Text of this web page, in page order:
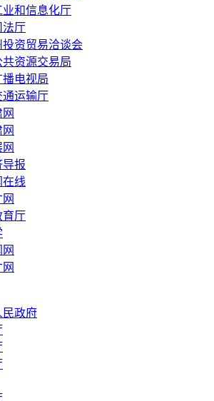
和信息化厅
法厅
投资贸易洽谈会
资源交易局
电视局
运输厅
导报
在线
育厅
民政府